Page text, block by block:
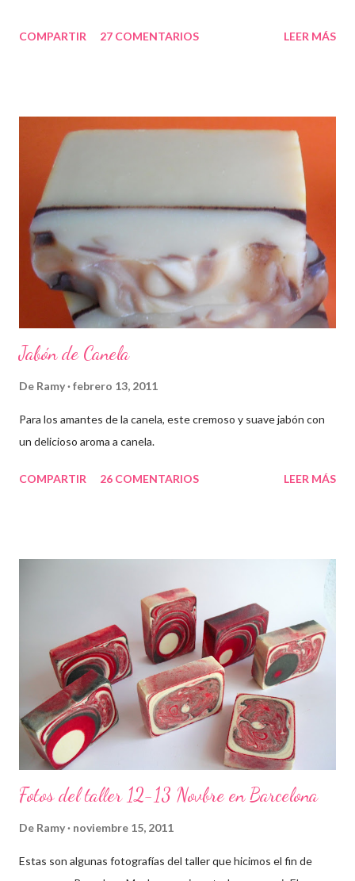
COMPARTIR 27 COMENTARIOS LEER MÁS
Jabón de Canela
De Ramy febrero 13, 2011
Para los amantes de la canela, este cremoso y suave jabón con
un delicioso aroma a canela.
COMPARTIR 26 COMENTARIOS LEER MÁS
Fotos del taller 12-13 Novbre en Barcelona
De Ramy noviembre 15, 2011
Estas son algunas fotografías del taller que hicimos el fin de